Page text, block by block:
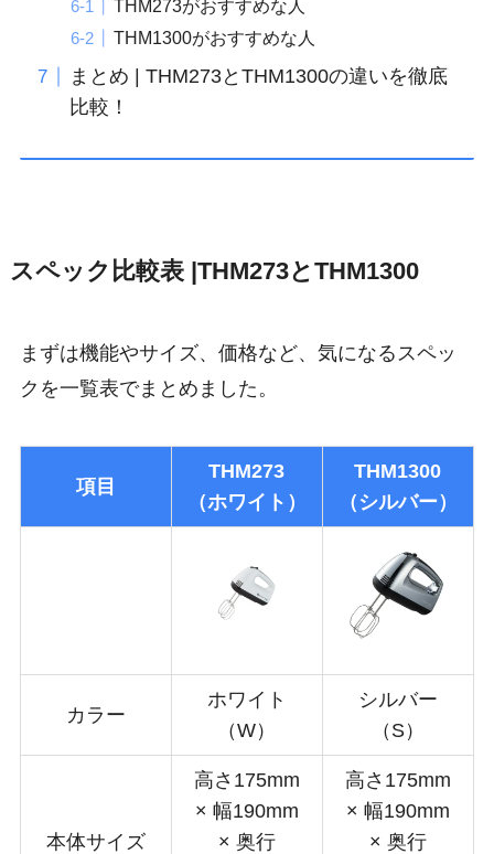
THM273がおすすめな人
THM1300がおすすめな人
まとめ | THM273とTHM1300の違いを徹底
比較！
スペック比較表 |THM273とTHM1300
まずは機能やサイズ、価格など、気になるスペッ
クを一覧表でまとめました。
項目
THM273
（ホワイト）
THM1300
（シルバー）
カラー
ホワイト
（W）
シルバー
（S）
本体サイズ
高さ175mm
× 幅190mm
× 奥行
高さ175mm
× 幅190mm
× 奥行